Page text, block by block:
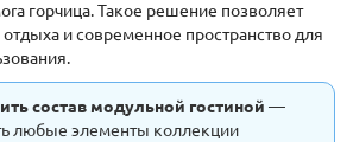
горчица. Такое решение позволяет
и современное пространство для
состав модульной гостиной —
любые элементы коллекции